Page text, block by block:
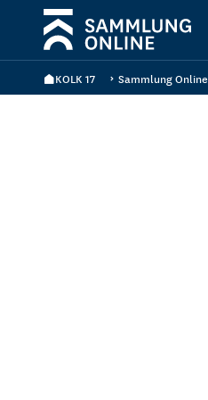
KOLK 17 Sammlung Online